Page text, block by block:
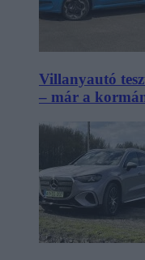
Villanyautó
– már a